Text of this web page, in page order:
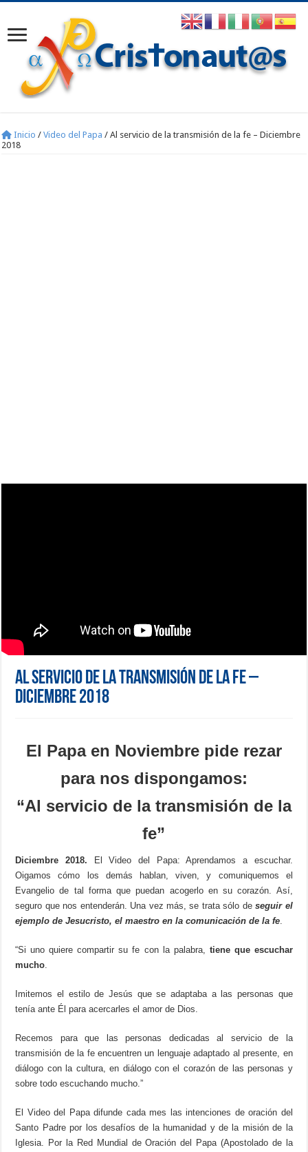
Inicio / Video del Papa / Al servicio de la transmisión de la fe – Diciembre
2018
Al servicio de la transmisión de la fe –
Diciembre 2018
El Papa en Noviembre pide rezar
para nos dispongamos:
“Al servicio de la transmisión de la
fe”
Diciembre 2018. El Video del Papa: Aprendamos a escuchar.
Oigamos cómo los demás hablan, viven, y comuniquemos el
Evangelio de tal forma que puedan acogerlo en su corazón. Así,
seguro que nos entenderán. Una vez más, se trata sólo deseguir el
ejemplo de Jesucristo, el maestro en la comunicación de la fe.
“Si uno quiere compartir su fe con la palabra, tiene que escuchar
mucho.
Imitemos el estilo de Jesús que se adaptaba a las personas que
tenía ante Él para acercarles el amor de Dios.
Recemos para que las personas dedicadas al servicio de la
transmisión de la fe encuentren un lenguaje adaptado al presente, en
diálogo con la cultura, en diálogo con el corazón de las personas y
sobre todo escuchando mucho.”
El Video del Papa difunde cada mes las intenciones de oración del
Santo Padre por los desafíos de la humanidad y de la misión de la
Iglesia. Por la Red Mundial de Oración del Papa (Apostolado de la